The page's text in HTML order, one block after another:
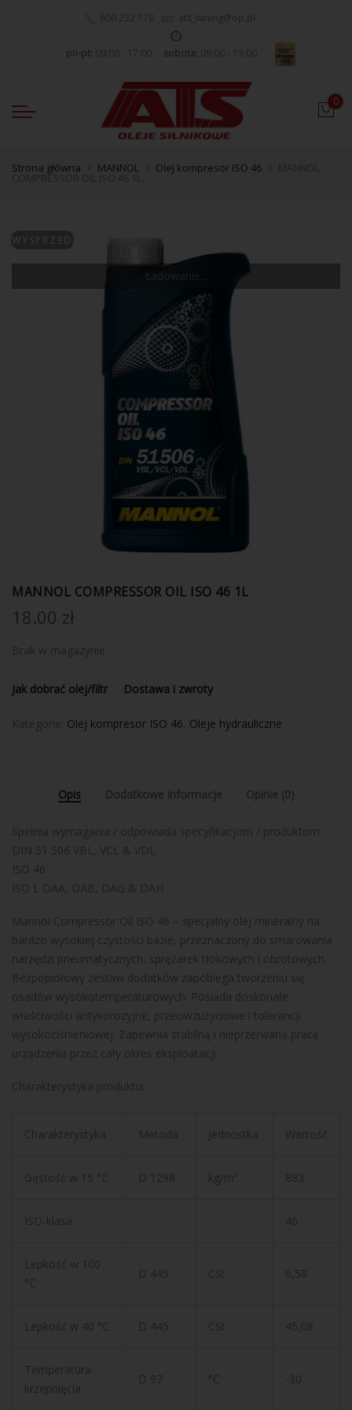
600 232 778 ats_tuning@op.pl
pn-pt: 09:00 - 17:00 sobota: 09:00 - 13:00
0
Strona główna MANNOL Olej kompresor ISO 46
COMPRESSOR OIL ISO 46 1L
Ładowanie...
MANNOL COMPRESSOR OIL ISO 46 1L
18.00 zł
Brak w magazynie
Jak dobrać olej/filtr Dostawa i zwroty
Kategorie: Olej kompresor ISO 46 Oleje hydrauliczne
Opis Dodatkowe informacje Opinie (0)
Spełnia wymagania / odpowiada specyfikacjom / produktom:
DIN 51 506 VBL, VCL & VDL
ISO 46
ISO L DAA, DAB, DAG & DAH
Mannol Compressor Oil ISO 46 – specjalny olej mineralny na
bardzo wysokiej czystości bazie, przeznaczony do smarowania
narzędzi pneumatycznych, sprężarek tłokowych i obrotowych.
Bezpopiołowy zestaw dodatków zapobiega tworzeniu się
osadów wysokotemperaturowych. Posiada doskonałe
właściwości antykorozyjne, przeciwzużyciowe i tolerancji
wysokociśnieniowej. Zapewnia stabilną i nieprzerwaną pracę
urządzenia przez cały okres eksploatacji.
Charakterystyka produktu:
Charakterystyka Metoda Jednostka Wartość
Gęstość w 15 °C D 1298 kg/m³ 883
ISO-klasa 46
Lepkość w 100
°C
D 445 CSt 6,58
Lepkość w 40 °C D 445 CSt 45,08
Temperatura
krzepnięcia
D 97 °C -30